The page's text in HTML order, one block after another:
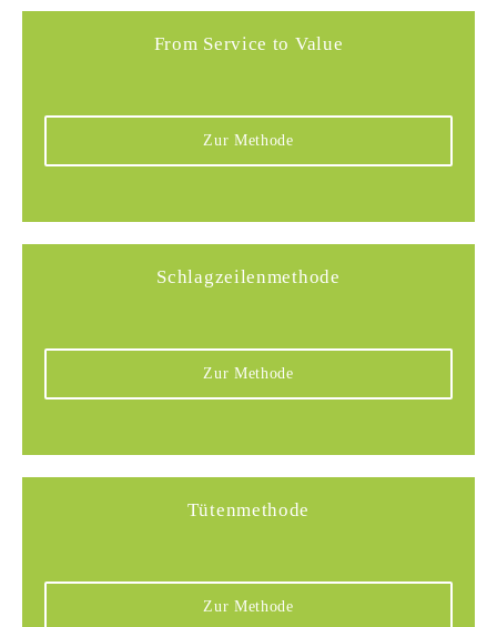
From Service to Value
Zur Methode
Schlagzeilenmethode
Zur Methode
Tütenmethode
Zur Methode